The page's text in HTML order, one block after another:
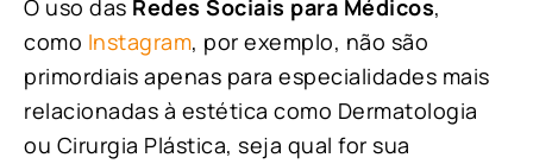
O uso das Redes Sociais para Médicos,
como Instagram, por exemplo, não são
primordiais apenas para especialidades mais
relacionadas à estética como Dermatologia
ou Cirurgia Plástica, seja qual for sua